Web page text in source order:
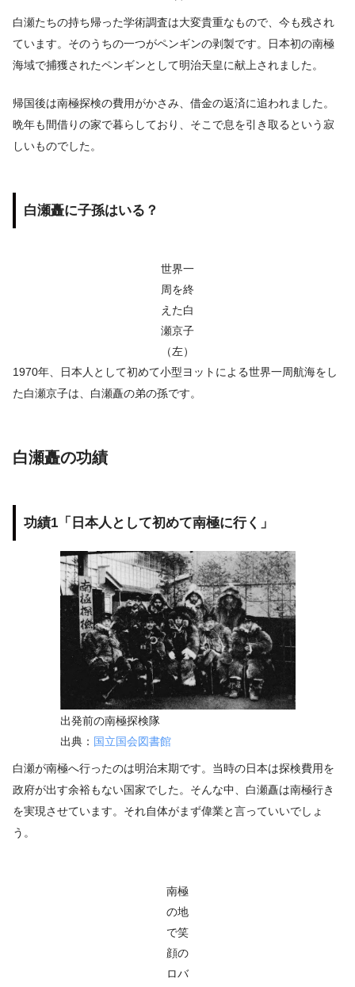
白瀬たちの持ち帰った学術調査は大変貴重なもので、今も残され
ています。そのうちの一つがペンギンの剥製です。日本初の南極
海域で捕獲されたペンギンとして明治天皇に献上されました。
帰国後は南極探検の費用がかさみ、借金の返済に追われました。
晩年も間借りの家で暮らしており、そこで息を引き取るという寂
しいものでした。
白瀬矗に子孫はいる？
世界一
周を終
えた白
瀬京子
（左）
1970年、日本人として初めて小型ヨットによる世界一周航海をし
た白瀬京子は、白瀬矗の弟の孫です。
白瀬矗の功績
功績1「日本人として初めて南極に行く」
出発前の南極探検隊
出典： 国立国会図書館
白瀬が南極へ行ったのは明治末期です。当時の日本は探検費用を
政府が出す余裕もない国家でした。そんな中、白瀬矗は南極行き
を実現させています。それ自体がまず偉業と言っていいでしょ
う。
南極
の地
で笑
顔の
ロバ